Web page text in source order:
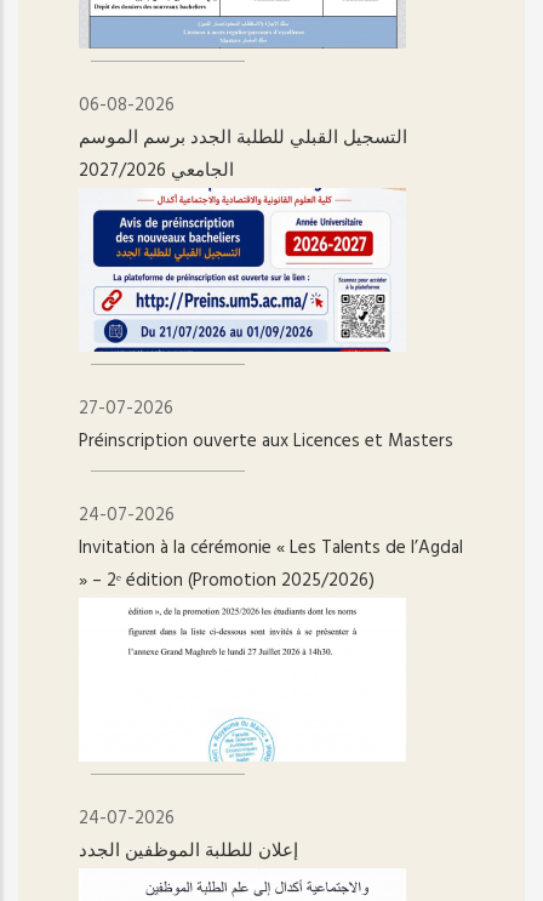
06-08-2026
التسجيل القبلي للطلبة الجدد برسم الموسم
الجامعي 2027/2026
27-07-2026
Préinscription ouverte aux Licences et Masters
24-07-2026
Invitation à la cérémonie « Les Talents de l’Agdal
» – 2ᵉ édition (Promotion 2025/2026)
24-07-2026
إعلان للطلبة الموظفين الجدد